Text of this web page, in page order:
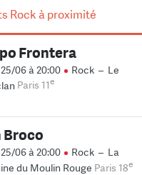
Rock à proximité
Frontera
06 à 20:00 Rock – Le
Paris 11e
Broco
06 à 20:00 Rock – La
du Moulin Rouge Paris 18e